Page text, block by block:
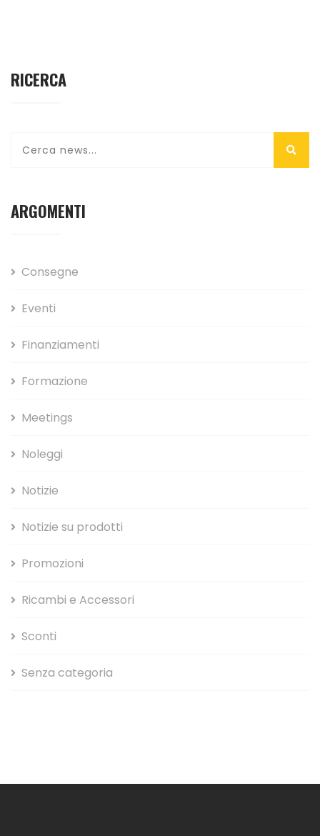
RICERCA
ARGOMENTI
Consegne
Eventi
Finanziamenti
Formazione
Meetings
Noleggi
Notizie
Notizie su prodotti
Promozioni
Ricambi e Accessori
Sconti
Senza categoria